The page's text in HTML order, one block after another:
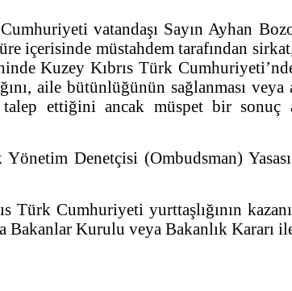
vatandaşı Sayın Ayhan
içerisinde müstahdem tarafından
Kuzey Kıbrıs Türk
aile bütünlüğünün sağlanması
talep ettiğini ancak müspet bir
Denetçisi (Ombudsman)
Türk Cumhuriyeti yurttaşlığının
Kurulu veya Bakanlık Kararı